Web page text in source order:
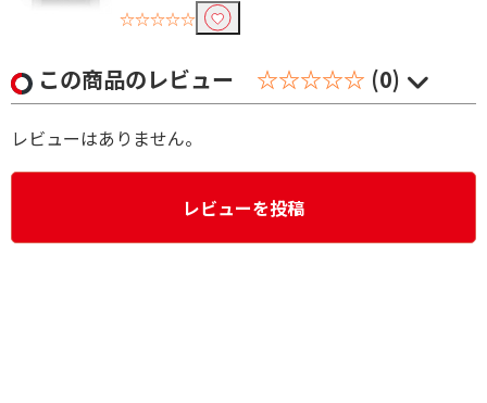
☆☆☆☆☆
この商品のレビュー ☆☆☆☆☆ (0)
レビューはありません。
レビューを投稿